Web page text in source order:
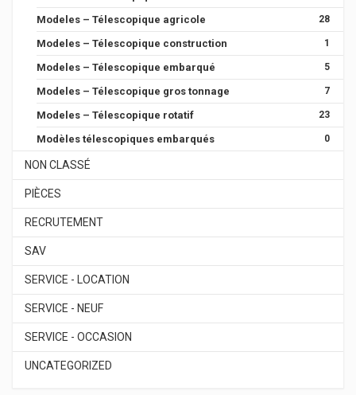
Modeles – Télescopique agricole 28
Modeles – Télescopique construction 1
Modeles – Télescopique embarqué 5
Modeles – Télescopique gros tonnage 7
Modeles – Télescopique rotatif 23
Modèles télescopiques embarqués 0
NON CLASSÉ
PIÈCES
RECRUTEMENT
SAV
SERVICE - LOCATION
SERVICE - NEUF
SERVICE - OCCASION
UNCATEGORIZED